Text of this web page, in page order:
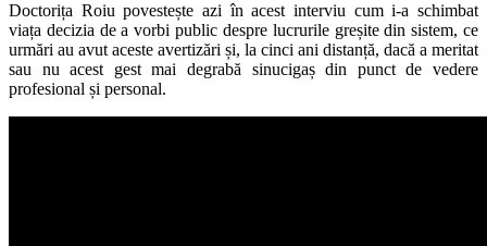
Doctorița Roiu povestește azi în acest interviu cum i-a schimbat
viața decizia de a vorbi public despre lucrurile greșite din sistem, ce
urmări au avut aceste avertizări și, la cinci ani distanță, dacă a meritat
sau nu acest gest mai degrabă sinucigaș din punct de vedere
profesional și personal.